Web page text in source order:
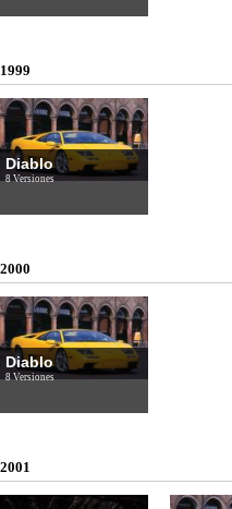
1999
Diablo
8 Versiones
2000
Diablo
8 Versiones
2001